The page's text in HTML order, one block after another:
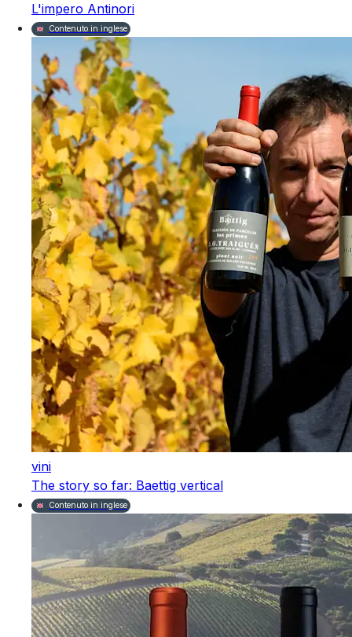
L'impero Antinori
Contenuto in inglese
vini
The story so far: Baettig vertical
Contenuto in inglese